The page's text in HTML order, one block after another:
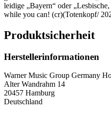
leidige „Bayern“ oder
while you can! (cr)(Totenkopf/
Produktsicherheit
Herstellerinformationen
Warner Music Group Germany
Alter Wandrahm 14
20457 Hamburg
Deutschland